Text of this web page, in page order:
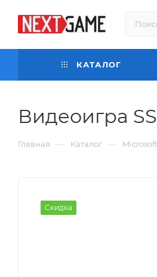
КАТАЛОГ
Видеоигра
Главная — Каталог —
Скидка